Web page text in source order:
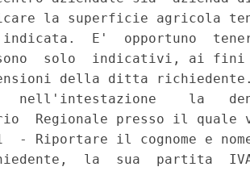
la superficie agricola
E'  opportuno
solo  indicativi, ai fini
della ditta richiedente.
nell'intestazione    la
Regionale presso il quale
- Riportare il cognome e
la  sua  partita